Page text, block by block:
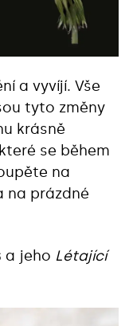
a vyvíjí. Vše
tyto změny
krásně
se během
na
na prázdné
a jeho Létající